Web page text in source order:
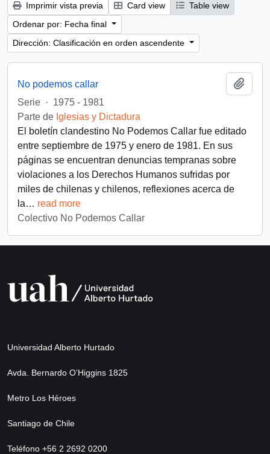
Imprimir vista previa Card view
Table view
Ordenar por: Fecha final
Dirección: Clasificación en orden ascendente
No podemos callar
Serie · 1975 - 1981
Parte de Iglesias y Dictadura
El boletín clandestino No Podemos Callar fue editado
entre septiembre de 1975 y enero de 1981. En sus
páginas se encuentran denuncias tempranas sobre
violaciones a los Derechos Humanos sufridas por
miles de chilenas y chilenos, reflexiones acerca de
la… read more
Colectivo No Podemos Callar
Universidad Alberto Hurtado
Avda. Bernardo O’Higgins 1825
Metro Los Héroes
Santiago de Chile
Teléfono +56 2 2692 0200